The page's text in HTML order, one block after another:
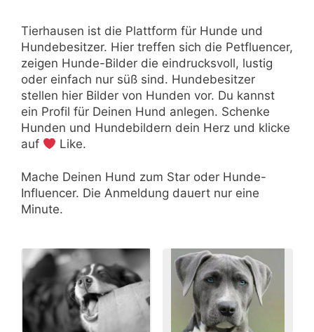
Tierhausen ist die Plattform für Hunde und
Hundebesitzer. Hier treffen sich die Petfluencer,
zeigen Hunde-Bilder die eindrucksvoll, lustig
oder einfach nur süß sind. Hundebesitzer
stellen hier Bilder von Hunden vor. Du kannst
ein Profil für Deinen Hund anlegen. Schenke
Hunden und Hundebildern dein Herz und klicke
auf
Like.
Mache Deinen Hund zum Star oder Hunde-
Influencer. Die Anmeldung dauert nur eine
Minute.